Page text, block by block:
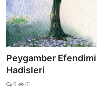
Peygamber
Hadisleri
0 61